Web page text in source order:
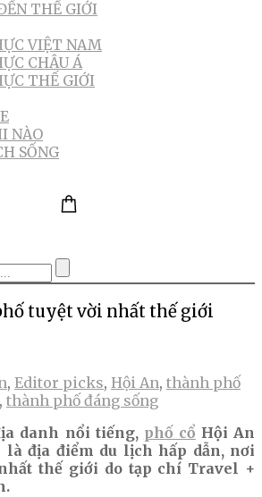
THẾ GIỚI
VIỆT NAM
CHÂU Á
THẾ GIỚI
NÀO
SỐNG
tuyệt vời nhất thế giới
, Editor picks, Hội An, thành phố
, thành phố đáng sống
danh nổi tiếng, phố cổ Hội An
là địa điểm du lịch hấp dẫn, nơi
thế giới do tạp chí Travel +